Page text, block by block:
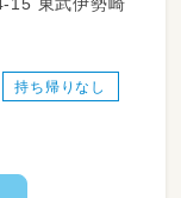
す。
営をしていま
持ち帰りなし